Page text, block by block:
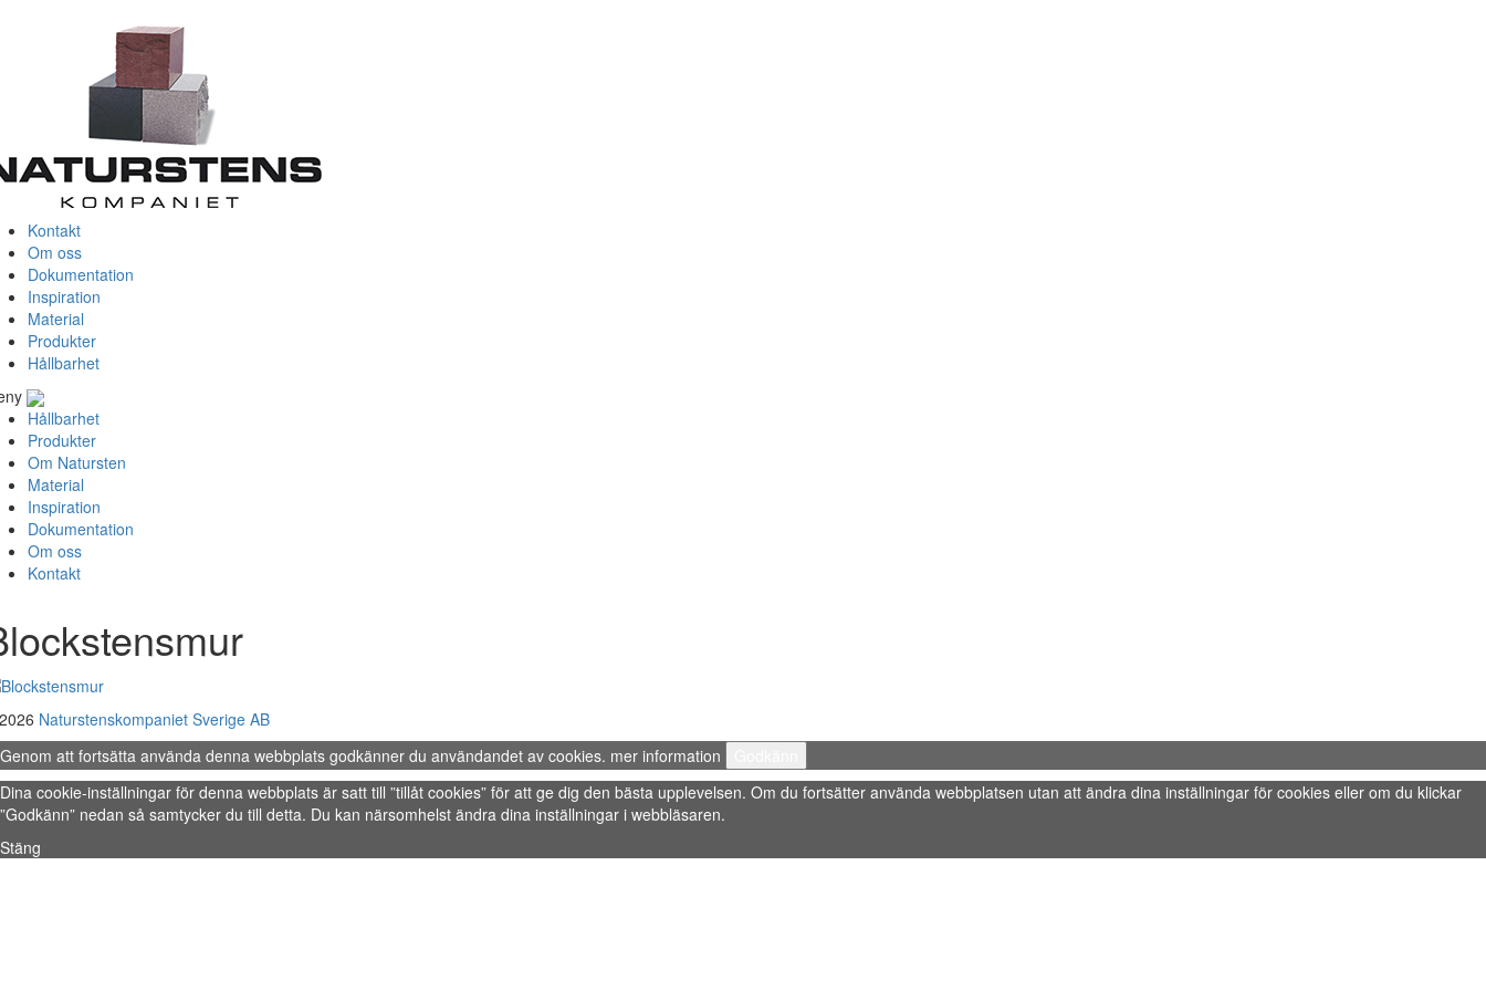
Kontakt
Om oss
Dokumentation
Inspiration
Material
Produkter
Hållbarhet
Hållbarhet
Produkter
Om Natursten
Material
Inspiration
Dokumentation
Om oss
Kontakt
Naturstenskompaniet Sverige AB
Genom att fortsätta använda denna webbplats godkänner du användandet av cookies. mer information
Dina cookie-inställningar för denna webbplats är satt till ”tillåt cookies” för att ge dig den bästa upplevelsen. Om du fortsätter använda webbplatsen utan att ändra dina inställningar för cookies eller om du klickar
”Godkänn” nedan så samtycker du till detta. Du kan närsomhelst ändra dina inställningar i webbläsaren.
Stäng